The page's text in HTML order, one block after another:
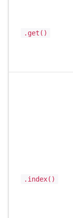
.get()
.index()